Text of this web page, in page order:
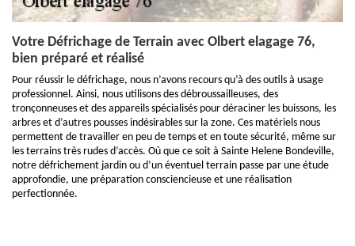
Votre Défrichage de Terrain avec Olbert elagage 76,
bien préparé et réalisé
Pour réussir le défrichage, nous n’avons recours qu’à des outils à usage
professionnel. Ainsi, nous utilisons des débroussailleuses, des
tronçonneuses et des appareils spécialisés pour déraciner les buissons, les
arbres et d’autres pousses indésirables sur la zone. Ces matériels nous
permettent de travailler en peu de temps et en toute sécurité, même sur
les terrains très rudes d’accès. Où que ce soit à Sainte Helene Bondeville,
notre défrichement jardin ou d’un éventuel terrain passe par une étude
approfondie, une préparation consciencieuse et une réalisation
perfectionnée.